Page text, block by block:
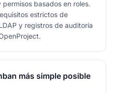
basados en roles.
estrictos de
y registros de auditoría
más simple posible